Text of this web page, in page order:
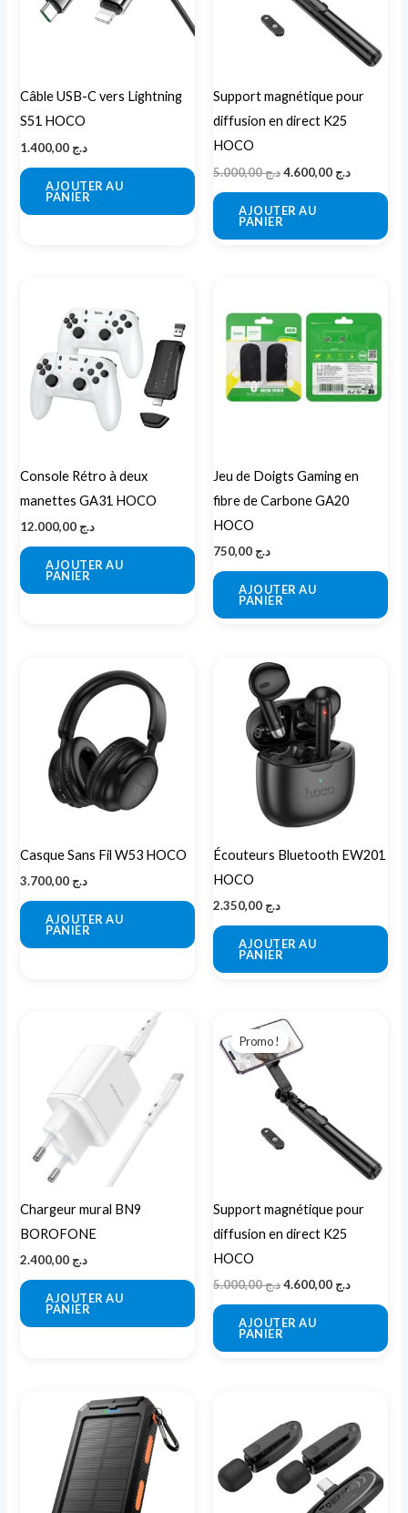
Câble USB-C vers Lightning
S51 HOCO
د.ج
AJOUTER AU
PANIER
Support magnétique pour
diffusion en direct K25
HOCO
د.ج5.000,00 د.ج
AJOUTER AU
PANIER
Console Rétro à deux
manettes GA31 HOCO
د.ج
AJOUTER AU
PANIER
Jeu de Doigts Gaming en
fibre de Carbone GA20
HOCO
د.ج
AJOUTER AU
PANIER
Casque Sans Fil W53 HOCO
د.ج
AJOUTER AU
PANIER
Écouteurs Bluetooth EW201
HOCO
د.ج
AJOUTER AU
PANIER
Chargeur mural BN9
BOROFONE
د.ج
AJOUTER AU
PANIER
Promo !
Support magnétique pour
diffusion en direct K25
HOCO
د.ج5.000,00
Le
prix
initial
د.ج
AJOUTER AU
PANIER